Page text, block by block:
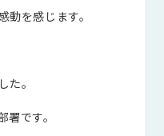
を感じます。
。
です。